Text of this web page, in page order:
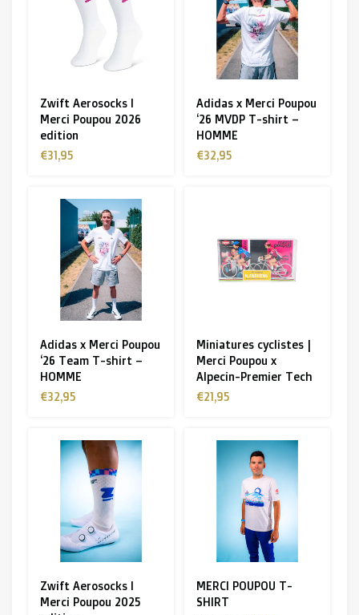
Zwift Aerosocks I
Merci Poupou 2026
edition
€31,95
Adidas x Merci Poupou
‘26 MVDP T-shirt –
HOMME
€32,95
Adidas x Merci Poupou
‘26 Team T-shirt –
HOMME
€32,95
Miniatures cyclistes |
Merci Poupou x
Alpecin-Premier Tech
€21,95
Zwift Aerosocks I
Merci Poupou 2025
MERCI POUPOU T-
SHIRT